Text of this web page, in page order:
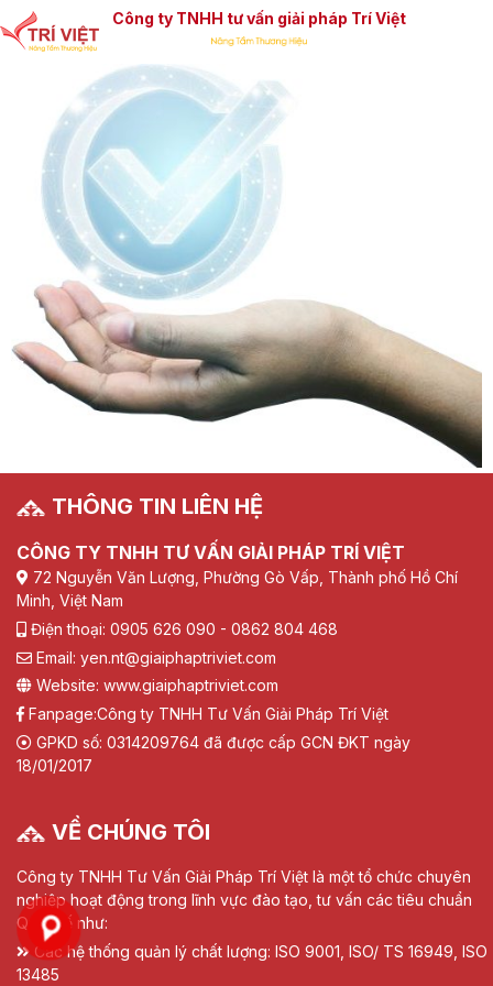
Công ty TNHH tư vấn giải pháp Trí Việt
THÔNG TIN LIÊN HỆ
CÔNG TY TNHH TƯ VẤN GIẢI PHÁP TRÍ VIỆT
72 Nguyễn Văn Lượng, Phường Gò Vấp, Thành phố Hồ Chí
Minh, Việt Nam
Điện thoại: 0905 626 090 - 0862 804 468
Email: yen.nt@giaiphaptriviet.com
Website: www.giaiphaptriviet.com
Fanpage:Công ty TNHH Tư Vấn Giải Pháp Trí Việt
GPKD số: 0314209764 đã được cấp GCN ĐKT ngày
18/01/2017
VỀ CHÚNG TÔI
Công ty TNHH Tư Vấn Giải Pháp Trí Việt là một tổ chức chuyên
nghiệp hoạt động trong lĩnh vực đào tạo, tư vấn các tiêu chuẩn
Quốc tế như:
Các hệ thống quản lý chất lượng: ISO 9001, ISO/ TS 16949, ISO
13485